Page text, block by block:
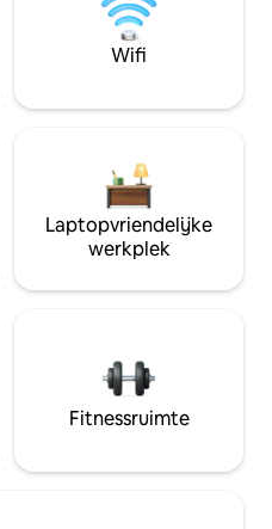
Wifi
Laptopvriendelijke
werkplek
Fitnessruimte